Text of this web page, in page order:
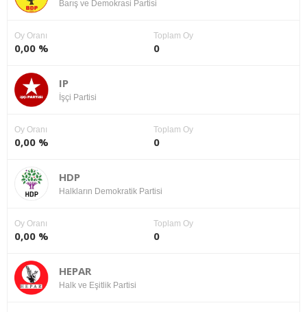
Barış ve Demokrasi Partisi
Oy Oranı
0,00 %
Toplam Oy
0
IP
İşçi Partisi
Oy Oranı
0,00 %
Toplam Oy
0
HDP
Halkların Demokratik Partisi
Oy Oranı
0,00 %
Toplam Oy
0
HEPAR
Halk ve Eşitlik Partisi